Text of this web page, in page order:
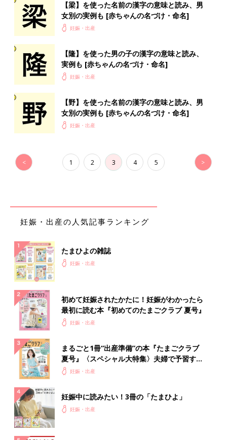
【梁】を使った名前の漢字の意味と読み、男
女別の実例も [赤ちゃんの名づけ・命名]
妊娠・出産
【隆】を使った男の子の漢字の意味と読み、
実例も [赤ちゃんの名づけ・命名]
妊娠・出産
【野】を使った名前の漢字の意味と読み、男
女別の実例も [赤ちゃんの名づけ・命名]
妊娠・出産
< 1 2 3 4 5 >
妊娠・出産の人気記事ランキング
たまひよの雑誌
妊娠・出産
初めて妊娠されたかたに！妊娠がわかったら
最初に読む本『初めてのたまごクラブ 夏号』
妊娠・出産
まるごと1冊“出産準備”の本『たまごクラブ
夏号』〈スペシャル大特集〉夫婦で予習する
出産の教科書
妊娠・出産
妊娠中に読みたい！3冊の「たまひよ」
妊娠・出産